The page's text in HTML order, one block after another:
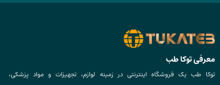
معرفی توکا طب
توکا طب یک فروشگاه اینترنتی در زمینه لوازم، تجهیزات و مواد پزشکی،